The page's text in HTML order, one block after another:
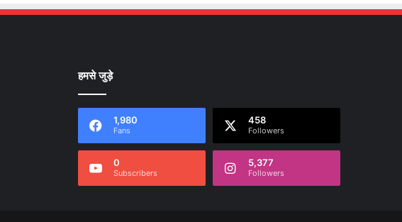
हमसे जुड़े
1,980
Fans
458
Followers
0
Subscribers
5,377
Followers